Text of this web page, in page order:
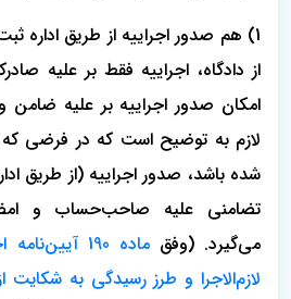
1) هم صدور اجراییه از طریق اداره
از دادگاه، اجراییه فقط بر علیه
امکان صدور اجراییه بر علیه
لازم به توضیح است که در فرضی
شده باشد، صدور اجراییه (از طریق
تضامنی علیه صاحب‌حساب و
می‌گیرد. (وفق
ماده 190
لازم‌الاجرا و طرز رسیدگی به